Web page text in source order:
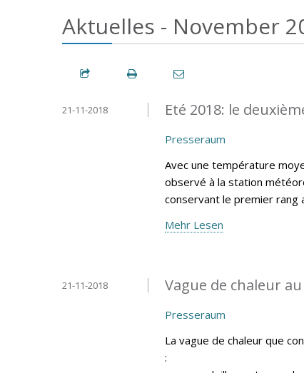
Aktuelles - November
Eté 2018: le
21-11-2018
Presseraum
Avec une température
observé à la station
conservant le premier rang
Mehr Lesen
Vague de chaleur
21-11-2018
Presseraum
La vague de chaleur que
: